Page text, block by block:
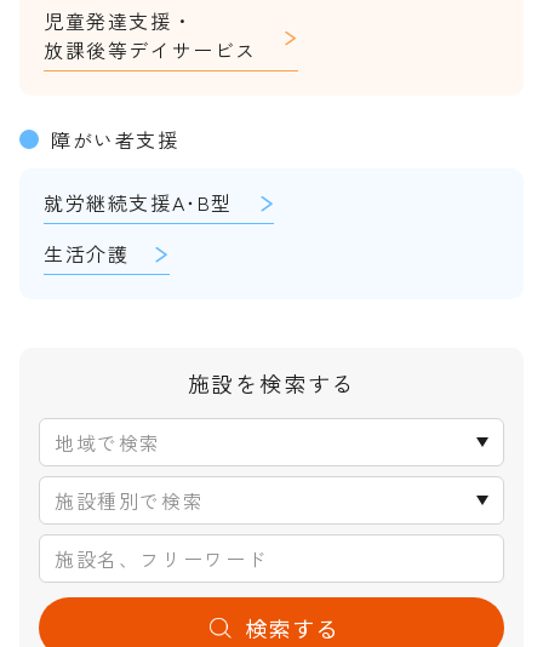
児童発達支援・
放課後等デイサービス
障がい者支援
就労継続支援A･B型
生活介護
施設を検索する
検索する